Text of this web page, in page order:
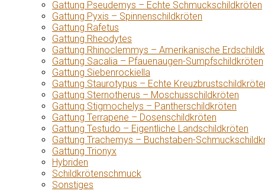
Gattung Pseudemys – Echte Schmuckschildkröten
Gattung Pyxis – Spinnenschildkröten
Gattung Rafetus
Gattung Rheodytes
Gattung Rhinoclemmys – Amerikanische
Gattung Sacalia – Pfauenaugen-Sumpfschildkröten
Gattung Siebenrockiella
Gattung Staurotypus – Echte
Gattung Sternotherus – Moschusschildkröten
Gattung Stigmochelys – Pantherschildkröten
Gattung Terrapene – Dosenschildkröten
Gattung Testudo – Eigentliche Landschildkröten
Gattung Trachemys – Buchstaben-
Gattung Trionyx
Hybriden
Schildkrötenschmuck
Sonstiges